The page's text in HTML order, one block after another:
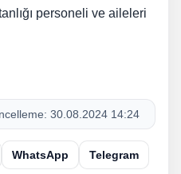
personeli ve aileleri
30.08.2024 14:24
WhatsApp Telegram